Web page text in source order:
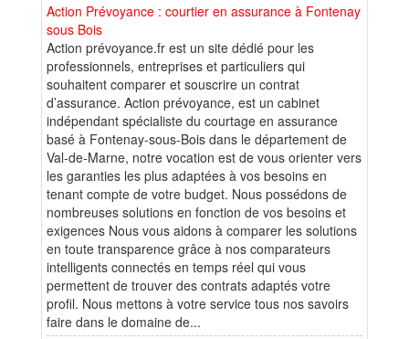
Action Prévoyance : courtier en assurance à Fontenay
sous Bois
Action prévoyance.fr est un site dédié pour les
professionnels, entreprises et particuliers qui
souhaitent comparer et souscrire un contrat
d’assurance. Action prévoyance, est un cabinet
indépendant spécialiste du courtage en assurance
basé à Fontenay-sous-Bois dans le département de
Val-de-Marne, notre vocation est de vous orienter vers
les garanties les plus adaptées à vos besoins en
tenant compte de votre budget. Nous possédons de
nombreuses solutions en fonction de vos besoins et
exigences Nous vous aidons à comparer les solutions
en toute transparence grâce à nos comparateurs
intelligents connectés en temps réel qui vous
permettent de trouver des contrats adaptés votre
profil. Nous mettons à votre service tous nos savoirs
faire dans le domaine de...